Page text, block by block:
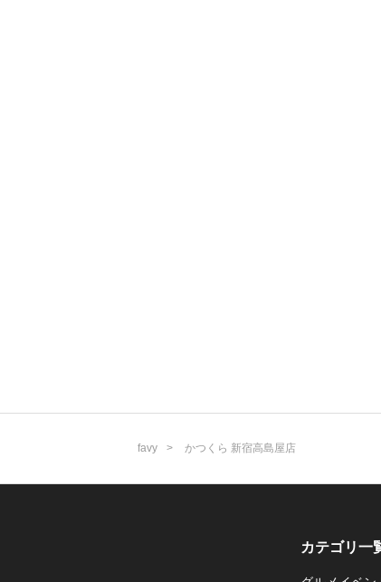
favy かつくら 新宿高島屋店
カテゴリ一